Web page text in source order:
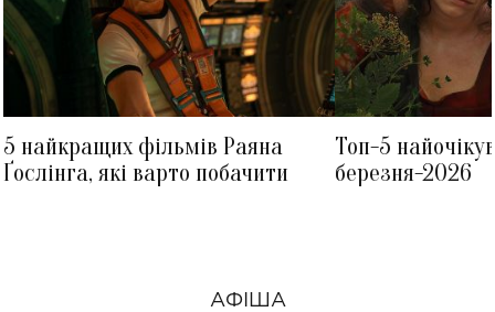
5 найкращих фільмів Раяна
Ґослінга, які варто побачити
Топ-5
березня-2026
АФІША